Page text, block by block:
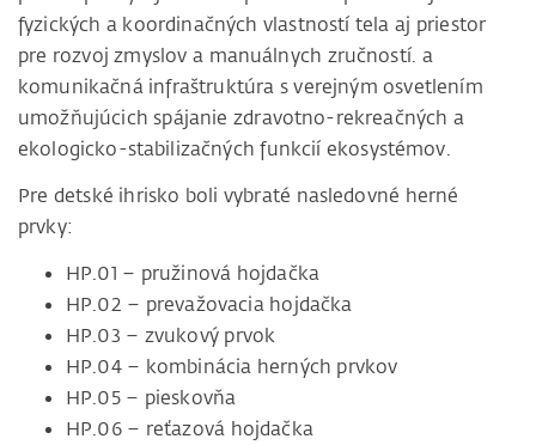
fyzických a koordinačných vlastností tela aj priestor
pre rozvoj zmyslov a manuálnych zručností. a
komunikačná infraštruktúra s verejným osvetlením
umožňujúcich spájanie zdravotno-rekreačných a
ekologicko-stabilizačných funkcií ekosystémov.
Pre detské ihrisko boli vybraté nasledovné herné
prvky:
HP.01 – pružinová hojdačka
HP.02 – prevažovacia hojdačka
HP.03 – zvukový prvok
HP.04 – kombinácia herných prvkov
HP.05 – pieskovňa
HP.06 – reťazová hojdačka